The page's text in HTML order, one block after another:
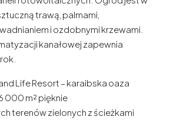
trawą, palmami,
i ozdobnymi krzewami.
kanałowej zapewnia
Life Resort – karaibska oaza
000 m² pięknie
terenów zielonych z ścieżkami